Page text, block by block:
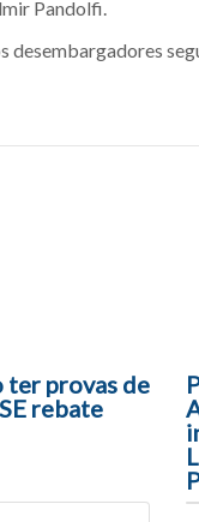
Pandolfi.
desembargadores
ter provas de
rebate